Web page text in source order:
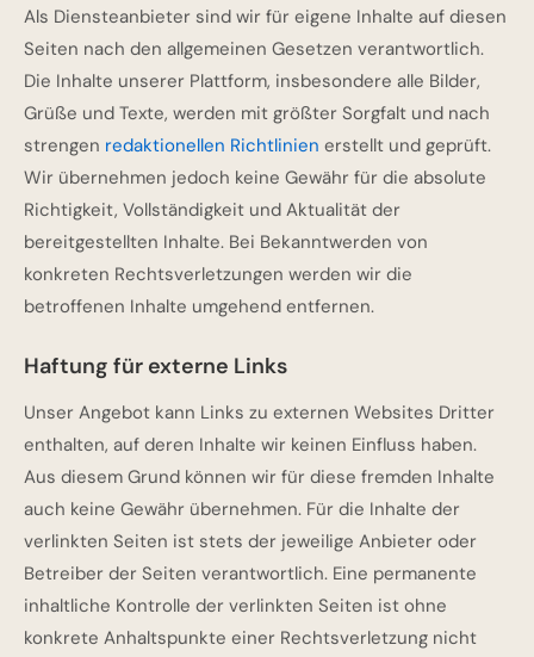
Als Diensteanbieter sind wir für eigene Inhalte auf diesen
Seiten nach den allgemeinen Gesetzen verantwortlich.
Die Inhalte unserer Plattform, insbesondere alle Bilder,
Grüße und Texte, werden mit größter Sorgfalt und nach
strengen redaktionellen Richtlinien erstellt und geprüft.
Wir übernehmen jedoch keine Gewähr für die absolute
Richtigkeit, Vollständigkeit und Aktualität der
bereitgestellten Inhalte. Bei Bekanntwerden von
konkreten Rechtsverletzungen werden wir die
betroffenen Inhalte umgehend entfernen.
Haftung für externe Links
Unser Angebot kann Links zu externen Websites Dritter
enthalten, auf deren Inhalte wir keinen Einfluss haben.
Aus diesem Grund können wir für diese fremden Inhalte
auch keine Gewähr übernehmen. Für die Inhalte der
verlinkten Seiten ist stets der jeweilige Anbieter oder
Betreiber der Seiten verantwortlich. Eine permanente
inhaltliche Kontrolle der verlinkten Seiten ist ohne
konkrete Anhaltspunkte einer Rechtsverletzung nicht